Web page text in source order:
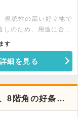
視認性の高い好立地で
のため、用途に合わ
完備でアクセスもスム
す
詳細を見る
8階角の好条件